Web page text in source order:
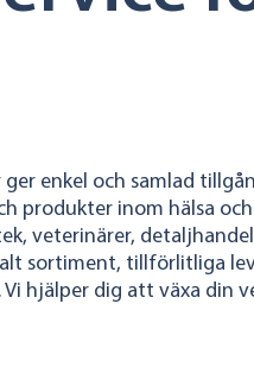
enkel och samlad
produkter inom hälsa och
veterinärer,
sortiment, tillförlitliga
hjälper dig att växa din